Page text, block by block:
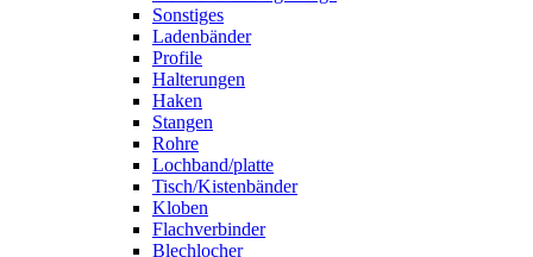
Sonstiges
Ladenbänder
Profile
Halterungen
Haken
Stangen
Rohre
Lochband/platte
Tisch/Kistenbänder
Kloben
Flachverbinder
Blechlocher